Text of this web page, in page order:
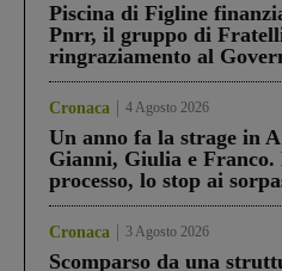
Piscina di Figline
Pnrr, il gruppo di
ringraziamento al
Cronaca 4 Agosto 2026
Un anno fa la strage in
Gianni, Giulia e
processo, lo stop ai
Cronaca 3 Agosto 2026
Scomparso da una